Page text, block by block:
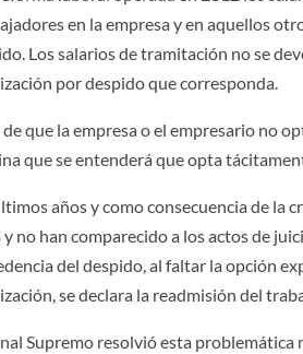
en la empresa y en aquellos
Los salarios de tramitación no se
por despido que corresponda.
de que la empresa o el empresario no
que se entenderá que opta
años y como consecuencia de la
no han comparecido a los actos de
del despido, al faltar la opción
se declara la readmisión del
Supremo resolvió esta problemática